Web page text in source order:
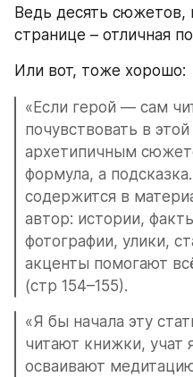
Ведь десять
странице – отличная
Или вот, тоже хорошо:
«Если герой — сам
почувствовать в
архетипичным
формула, а
содержится в
автор: истории,
фотографии, улики,
акценты помогают
(стр 154–155).
«Я бы начала эту
читают книжки, учат
осваивают